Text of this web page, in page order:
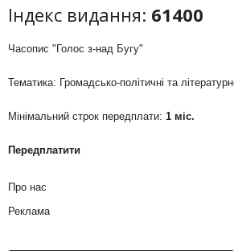
Індекс видання: 61400
Часопис "Голос з-над Бугу"
Тематика: Громадсько-політичні та
Мінімальний строк передплати: 1 міс.
Передплатити
Про нас
Реклама